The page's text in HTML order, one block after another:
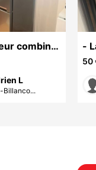
combiné
L
Billanco...
-
50